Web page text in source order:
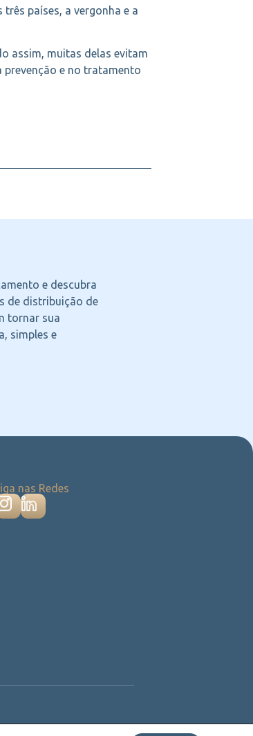
países, a vergonha e a
assim, muitas delas evitam
e no tratamento
e descubra
de distribuição de
tornar sua
simples e
nas Redes